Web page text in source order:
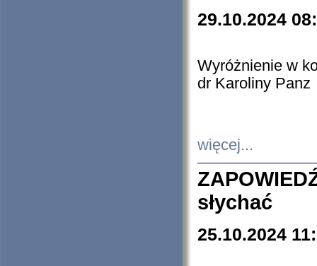
29.10.2024
Wyróżnienie w
dr Karoliny Panz
więcej...
słychać
25.10.2024